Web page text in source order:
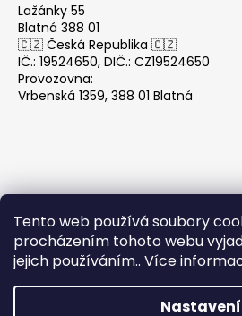
Tento web používá soubory
procházením tohoto webu
jejich používáním.. Více
Nastavení
Lažánky 55
Blatná 388 01
🇨🇿 Česká Republika 🇨🇿
IČ.: 19524650, DIČ.: CZ19524650
Provozovna:
Vrbenská 1359, 388 01 Blatná
Přijímáme online platby